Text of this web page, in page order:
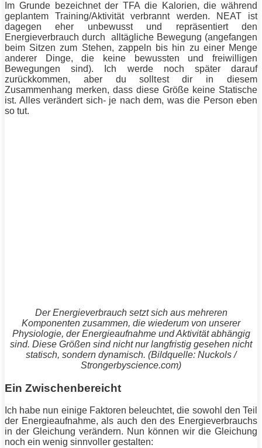
Im Grunde bezeichnet der TFA die Kalorien, die während
geplantemTraining/Aktivität verbrannt werden. NEAT ist
dagegen eher unbewusst und repräsentiert den
Energieverbrauch durch alltägliche Bewegung (angefangen
beim Sitzen zum Stehen, zappeln bis hin zu einer Menge
anderer Dinge, die keine bewussten und freiwilligen
Bewegungen sind). Ich werde noch später darauf
zurückkommen, aber du solltest dir in diesem
Zusammenhang merken, dass diese Größe keine Statische
ist. Alles verändert sich- je nach dem, was die Person eben
so tut.
Der Energieverbrauch setzt sich aus mehreren
Komponenten zusammen, die wiederum von unserer
Physiologie, der Energieaufnahme und Aktivität abhängig
sind. Diese Größen sind nicht nur langfristig gesehen nicht
statisch, sondern dynamisch. (Bildquelle: Nuckols/
Strongerbyscience.com)
Ein Zwischenbereicht
Ich habe nun einige Faktoren beleuchtet, die sowohl den Teil
der Energieaufnahme, als auch den des Energieverbrauchs
in der Gleichung verändern. Nun können wir die Gleichung
noch ein wenig sinnvoller gestalten: